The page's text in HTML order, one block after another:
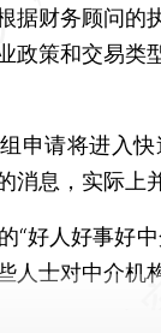
财务顾问的
政策和交易类
请将进入快
消息，实际上
人好事好中
人士对中介机